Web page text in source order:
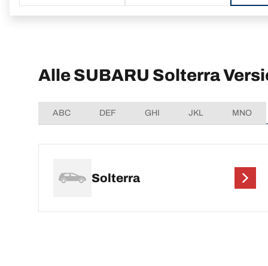
Alle SUBARU Solterra
ABC DEF GHI JKL MNO
Solterra